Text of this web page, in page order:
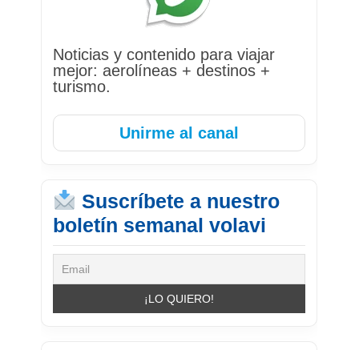
Noticias y contenido para viajar
mejor: aerolíneas + destinos +
turismo.
Unirme al canal
Suscríbete a nuestro
boletín semanal volavi